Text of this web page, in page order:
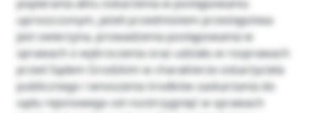
popierania aktu oskarżenia w postępowaniu
uproszczonym, jeżeli przedmiotem przestępstwa
jest zwierzyna, prowadzenia postępowania w
sprawach o wykroczenia oraz udziału w rozprawach
przed Sądem Grodzkim w charakterze oskarżyciela
publicznego i wnoszenia środków zaskarżania do
sądu rejonowego od rozstrzygnięć w sprawach